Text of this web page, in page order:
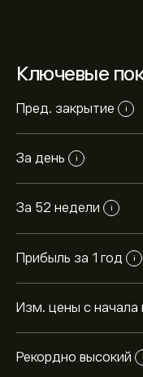
Ключевые
Пред. закрытие i
За день i
За 52 недели i
Прибыль за 1 год i
Изм. цены с начала
Рекордно высокий i
Текущая цена
долларов США
Jun 27 Future
Выберите
графике eToro и
увидеть
Dow Jones Jun 27